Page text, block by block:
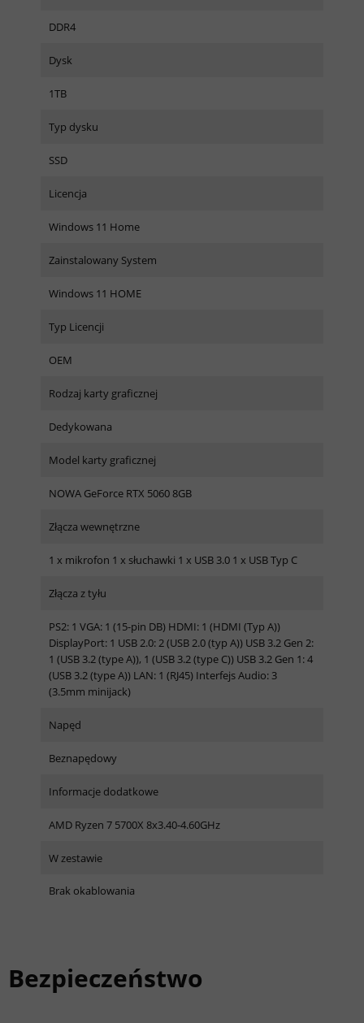
DDR4
Dysk
1TB
Typ dysku
SSD
Licencja
Windows 11 Home
Zainstalowany System
Windows 11 HOME
Typ Licencji
OEM
Rodzaj karty graficznej
Dedykowana
Model karty graficznej
NOWA GeForce RTX 5060 8GB
Złącza wewnętrzne
1 x mikrofon 1 x słuchawki 1 x USB 3.0 1 x USB Typ C
Złącza z tyłu
PS2: 1 VGA: 1 (15-pin DB) HDMI: 1 (HDMI (Typ A))
DisplayPort: 1 USB 2.0: 2 (USB 2.0 (typ A)) USB 3.2 Gen 2:
1 (USB 3.2 (type A)), 1 (USB 3.2 (type C)) USB 3.2 Gen 1: 4
(USB 3.2 (type A)) LAN: 1 (RJ45) Interfejs Audio: 3
(3.5mm minijack)
Napęd
Beznapędowy
Informacje dodatkowe
AMD Ryzen 7 5700X 8x3.40-4.60GHz
W zestawie
Brak okablowania
Bezpieczeństwo